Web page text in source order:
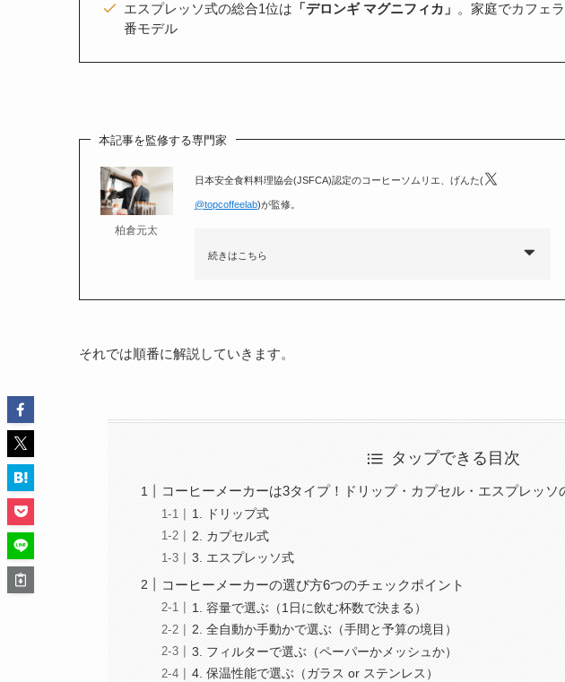
エスプレッソ式の総合1位は 「デロンギ マグニフィカ」 。家庭でカフェ
番モデル
本記事を監修する専門家
柏倉元太
日本安全食料料理協会(JSFCA)認定のコーヒーソムリエ、げんた(
@topcoffeelab)が監修。
続きはこちら
それでは順番に解説していきます。
タップできる目次
コーヒーメーカーは3タイプ！ドリップ・カプセル・エスプレッソ
1. ドリップ式
2. カプセル式
3. エスプレッソ式
コーヒーメーカーの選び方6つのチェックポイント
1. 容量で選ぶ（1日に飲む杯数で決まる）
2. 全自動か手動かで選ぶ（手間と予算の境目）
3. フィルターで選ぶ（ペーパーかメッシュか）
4. 保温性能で選ぶ（ガラス or ステンレス）